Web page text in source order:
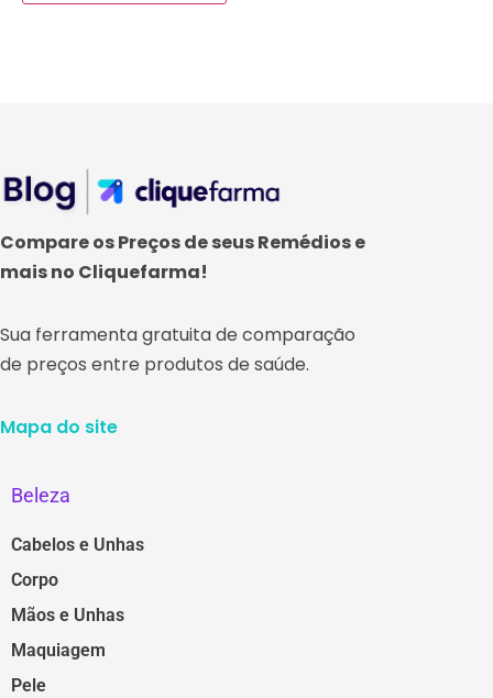
Compare os Preços de seus Remédios e
mais no Cliquefarma!
Sua ferramenta gratuita de comparação
de preços entre produtos de saúde.
Mapa do site
Beleza
Cabelos e Unhas
Corpo
Mãos e Unhas
Maquiagem
Pele